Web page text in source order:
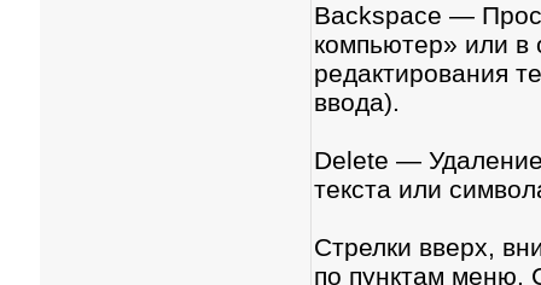
Backspace —
компьютер» или в
редактирования
ввода).
Delete —
текста или
Стрелки вверх,
по пунктам меню.